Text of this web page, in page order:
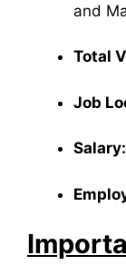
and
Total
Job
Salary: